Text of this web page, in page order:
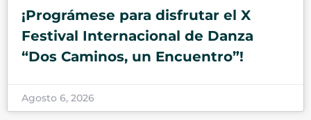
¡Prográmese para disfrutar el X
Festival Internacional de Danza
“Dos Caminos, un Encuentro”!
Agosto 6, 2026